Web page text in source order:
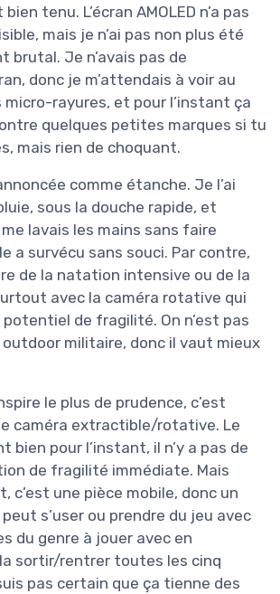
tenu. L’écran AMOLED n’a pas
mais je n’ai pas non plus été
brutal. Je n’avais pas de
donc je m’attendais à voir au
micro-rayures, et pour l’instant ça
quelques petites marques si tu
mais rien de choquant.
comme étanche. Je l’ai
sous la douche rapide, et
lavais les mains sans faire
a survécu sans souci. Par contre,
de la natation intensive ou de la
avec la caméra rotative qui
de fragilité. On n’est pas
militaire, donc il vaut mieux
le plus de prudence, c’est
caméra extractible/rotative. Le
bien pour l’instant, il n’y a pas de
de fragilité immédiate. Mais
c’est une pièce mobile, donc un
s’user ou prendre du jeu avec
du genre à jouer avec en
sortir/rentrer toutes les cinq
pas certain que ça tienne des